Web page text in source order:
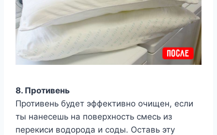
8. Противень
Противень будет эффективно очищен, если
ты нанесешь на поверхность смесь из
перекиси водорода и соды. Оставь эту